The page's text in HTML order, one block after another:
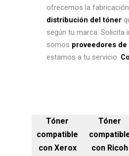
ofrecemos la
distribución del tóner
según tu marca. Solicita
somos proveedores
estamos a tu servicio.
Tóner
compatible
con Xerox
Tóner
con Ricoh